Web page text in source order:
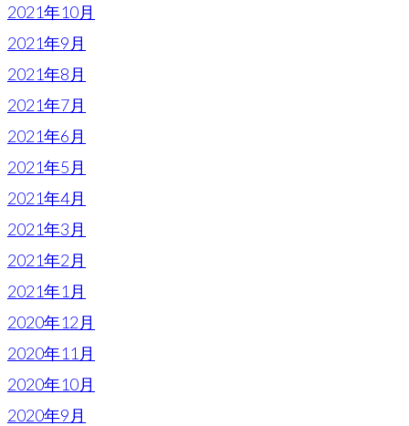
2021年10月
2021年9月
2021年8月
2021年7月
2021年6月
2021年5月
2021年4月
2021年3月
2021年2月
2021年1月
2020年12月
2020年11月
2020年10月
2020年9月